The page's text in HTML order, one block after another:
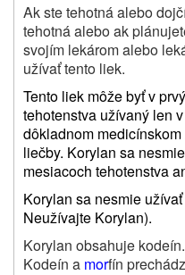
Ak ste tehotná alebo
tehotná alebo ak
svojím lekárom alebo
užívať tento liek.
Tento liek môže byť v
tehotenstva užívaný len
dôkladnom
liečby. Korylan sa
mesiacoch tehotenstva
Korylan sa nesmie
Neužívajte Korylan).
Korylan obsahuje
Kodeín a morfín